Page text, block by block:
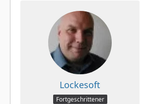
Lockesoft
Fortgeschrittener